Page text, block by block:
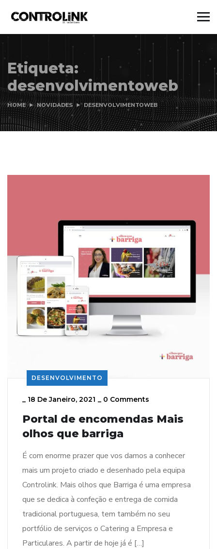
Etiqueta:
desenvolvimentoweb
HOME NOVIDADES DESENVOLVIMENTOWEB
DESENVOLVIMENTO
_ 18 De Janeiro, 2021 _ 0 Comments
Portal de encomendas Mais
olhos que barriga
É com enorme prazer que vos damos a conhecer
mais um projeto criado e desenhado pela equipa
Controlink. Mais olhos que Barriga é uma empresa
que se dedica à confeção e entrega de comida
tradicional portuguesa, tem também no seu
portfólio de serviços o Catering a Empresa e
Particulares. A partir de hoje já é […]